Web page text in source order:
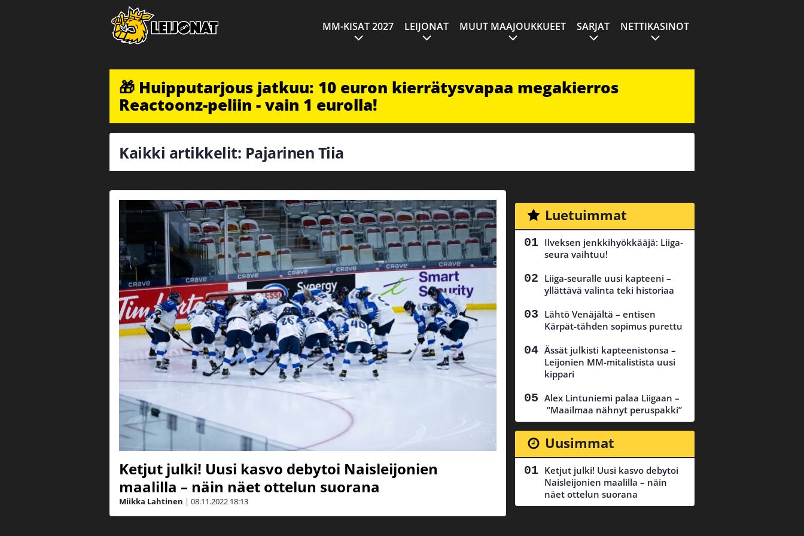
MM-KISAT 2027 LEIJONAT MUUT MAAJOUKKUEET SARJAT NETTIKASINOT
🎁 Huipputarjous jatkuu: 10 euron kierrätysvapaa megakierros
Reactoonz-peliin - vain 1 eurolla!
Kaikki artikkelit: Pajarinen Tiia
Ketjut julki! Uusi kasvo debytoi Naisleijonien
maalilla – näin näet ottelun suorana
Miikka Lahtinen | 08.11.2022 18:13
Luetuimmat
Ilveksen jenkkihyökkääjä: Liiga-
seura vaihtuu!
Liiga-seuralle uusi kapteeni –
yllättävä valinta teki historiaa
Lähtö Venäjältä – entisen
Kärpät-tähden sopimus purettu
Ässät julkisti kapteenistonsa –
Leijonien MM-mitalistista uusi
kippari
Alex Lintuniemi palaa Liigaan –
”Maailmaa nähnyt peruspakki”
Uusimmat
Ketjut julki! Uusi kasvo debytoi
Naisleijonien maalilla – näin
näet ottelun suorana